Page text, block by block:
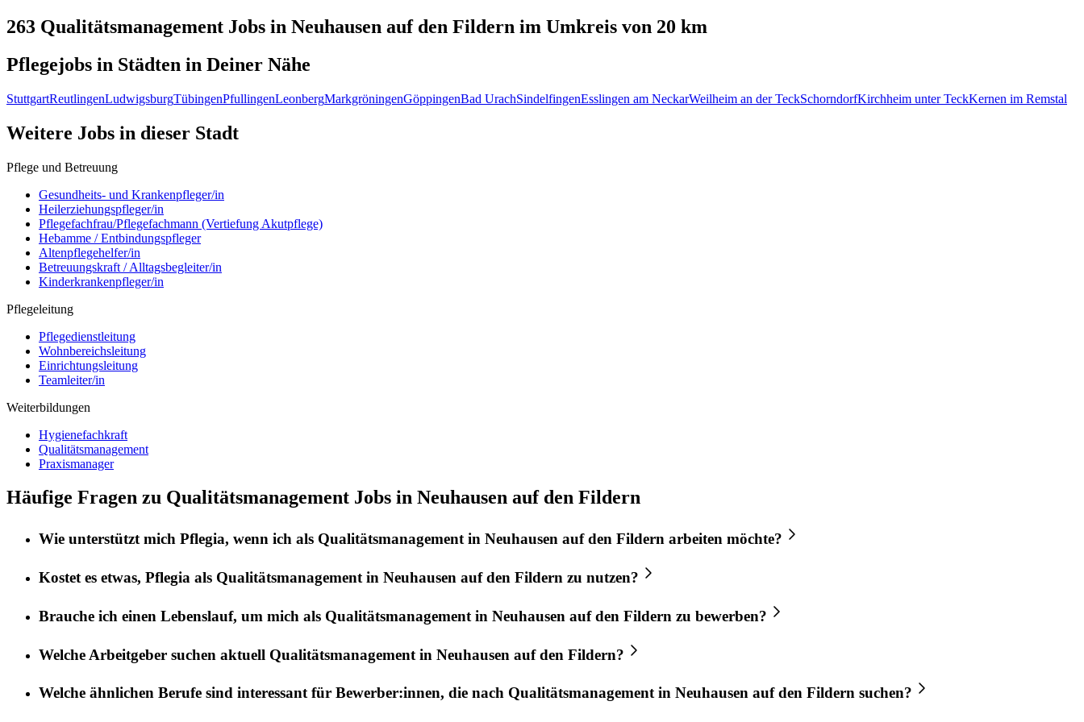
263 Qualitätsmanagement Jobs in Neuhausen auf den Fildern im Umkreis von 20 km
Pflegejobs in Städten in Deiner Nähe
StuttgartReutlingenLudwigsburgTübingenPfullingenLeonbergMarkgröningenGöppingenBad UrachSindelfingenEsslingen am NeckarWeilheim an der TeckSchorndorfKirchheim unter TeckKernen im Remstal
Weitere Jobs in dieser Stadt
Pflege und Betreuung
Gesundheits- und Krankenpfleger/in
Heilerziehungspfleger/in
Pflegefachfrau/Pflegefachmann (Vertiefung Akutpflege)
Hebamme / Entbindungspfleger
Altenpflegehelfer/in
Betreuungskraft / Alltagsbegleiter/in
Kinderkrankenpfleger/in
Pflegeleitung
Pflegedienstleitung
Wohnbereichsleitung
Einrichtungsleitung
Teamleiter/in
Weiterbildungen
Hygienefachkraft
Qualitätsmanagement
Praxismanager
Häufige Fragen zu Qualitätsmanagement Jobs in Neuhausen auf den Fildern
Wie unterstützt mich Pflegia, wenn ich als Qualitätsmanagementin Neuhausen auf den Fildern arbeiten möchte?
Kostet es etwas, Pflegia als Qualitätsmanagement in Neuhausen auf den Fildern zu nutzen?
Brauche ich einen Lebenslauf, um mich als Qualitätsmanagement in Neuhausen auf den Fildern zu bewerben?
Welche Arbeitgeber suchen aktuell Qualitätsmanagement in Neuhausen auf den Fildern?
Welche ähnlichen Berufe sind interessant für Bewerber:innen, die nach Qualitätsmanagementin Neuhausen auf den Fildern suchen?